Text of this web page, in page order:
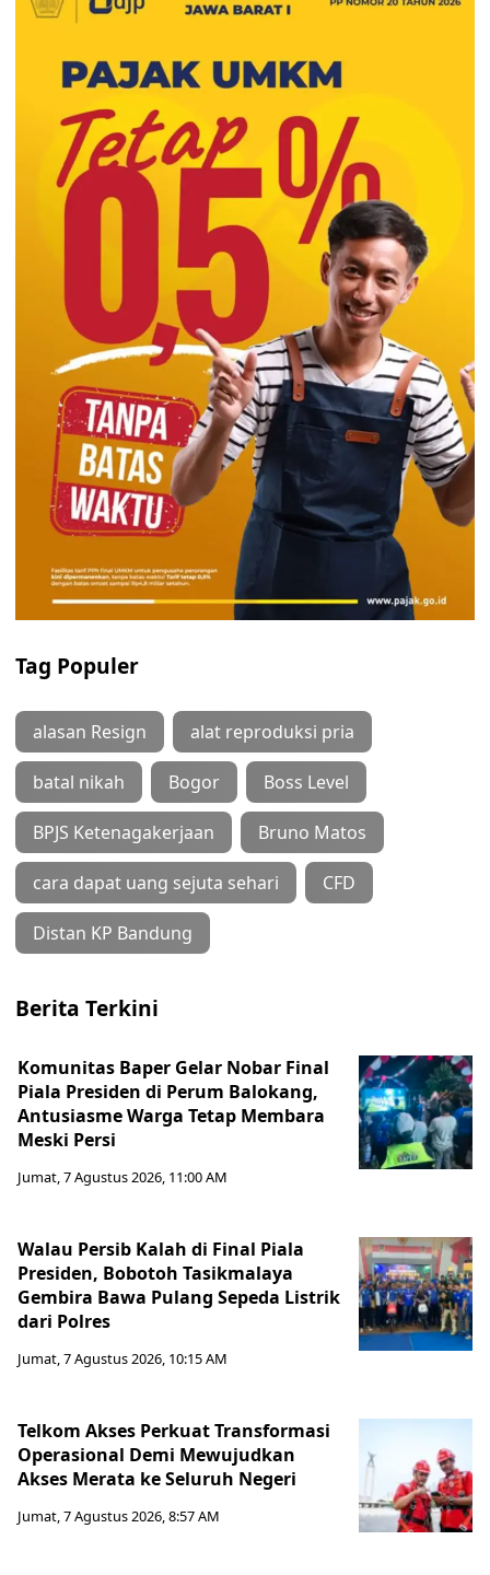
Tag Populer
alasan Resign alat reproduksi pria
batal nikah Bogor Boss Level
BPJS Ketenagakerjaan Bruno Matos
cara dapat uang sejuta sehari CFD
Distan KP Bandung
Berita Terkini
Komunitas Baper Gelar Nobar Final
Piala Presiden di Perum Balokang,
Antusiasme Warga Tetap Membara
Meski Persi
Jumat, 7 Agustus 2026, 11:00 AM
Walau Persib Kalah di Final Piala
Presiden, Bobotoh Tasikmalaya
Gembira Bawa Pulang Sepeda Listrik
dari Polres
Jumat, 7 Agustus 2026, 10:15 AM
Telkom Akses Perkuat Transformasi
Operasional Demi Mewujudkan
Akses Merata ke Seluruh Negeri
Jumat, 7 Agustus 2026, 8:57 AM